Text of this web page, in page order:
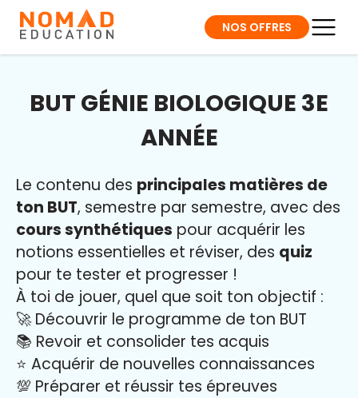
NOS OFFRES
BUT GÉNIE BIOLOGIQUE 3E
ANNÉE
Le contenu des principales matières de
ton BUT, semestre par semestre, avec des
cours synthétiques pour acquérir les
notions essentielles et réviser, des quiz
pour te tester et progresser !
À toi de jouer, quel que soit ton objectif :
🚀 Découvrir le programme de ton BUT
📚 Revoir et consolider tes acquis
⭐️ Acquérir de nouvelles connaissances
💯 Préparer et réussir tes épreuves